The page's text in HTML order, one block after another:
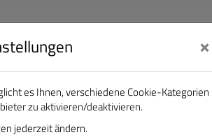
DAS GOLDENE BAND
SERVICE CAMPUS
×
es Ihnen, verschiedene Cookie-Kategorien
zu aktivieren/deaktivieren.
jederzeit ändern.